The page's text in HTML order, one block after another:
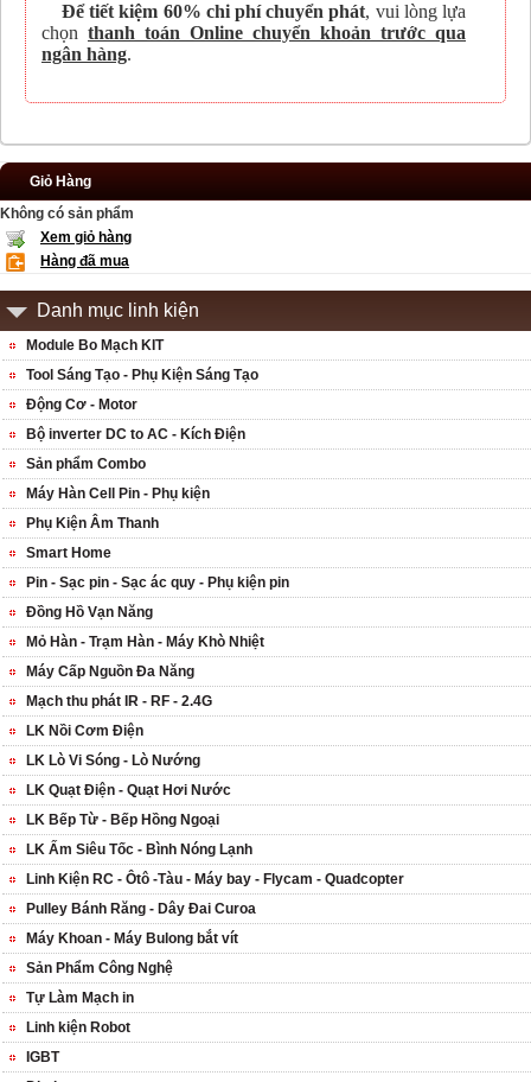
Để tiết kiệm 60% chi phí chuyển phát, vui lòng lựa
chọn thanh toán Online chuyển khoản trước qua
ngân hàng.
Giỏ Hàng
Không có sản phẩm
Xem giỏ hàng
Hàng đã mua
Danh mục linh kiện
Module Bo Mạch KIT
Tool Sáng Tạo - Phụ Kiện Sáng Tạo
Động Cơ - Motor
Bộ inverter DC to AC - Kích Điện
Sản phẩm Combo
Máy Hàn Cell Pin - Phụ kiện
Phụ Kiện Âm Thanh
Smart Home
Pin - Sạc pin - Sạc ác quy - Phụ kiện pin
Đồng Hồ Vạn Năng
Mỏ Hàn - Trạm Hàn - Máy Khò Nhiệt
Máy Cấp Nguồn Đa Năng
Mạch thu phát IR - RF - 2.4G
LK Nồi Cơm Điện
LK Lò Vi Sóng - Lò Nướng
LK Quạt Điện - Quạt Hơi Nước
LK Bếp Từ - Bếp Hồng Ngoại
LK Ấm Siêu Tốc - Bình Nóng Lạnh
Linh Kiện RC - Ôtô -Tàu - Máy bay - Flycam - Quadcopter
Pulley Bánh Răng - Dây Đai Curoa
Máy Khoan - Máy Bulong bắt vít
Sản Phẩm Công Nghệ
Tự Làm Mạch in
Linh kiện Robot
IGBT